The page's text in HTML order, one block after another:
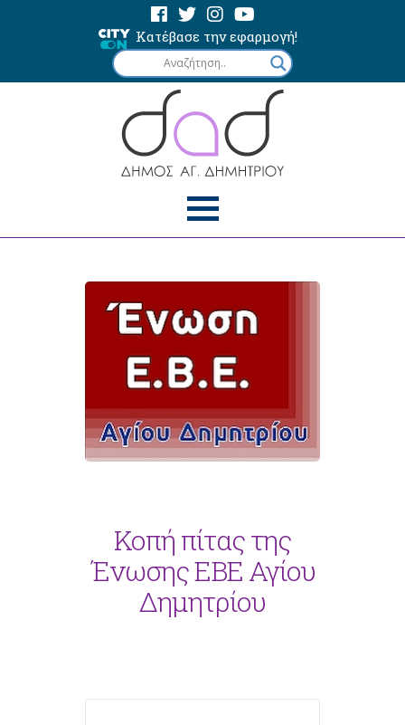
Κατέβασε την εφαρμογή!
Κοπή πίτας της
Ένωσης ΕΒΕ Αγίου
Δημητρίου